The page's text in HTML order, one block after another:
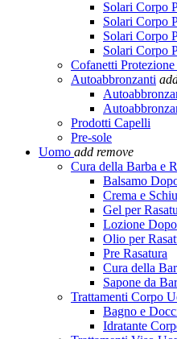
Solari Corpo
Solari Corpo
Solari Corpo
Solari Corpo
Cofanetti Protezione
Autoabbronzanti
Prodotti Capelli
Pre-sole
Uomo add remove
Cura della Barba e
Balsamo
Crema e
Gel per
Lozione
Olio per
Pre Rasatura
Cura della
Sapone da
Trattamenti Corpo
Bagno e
Idratante